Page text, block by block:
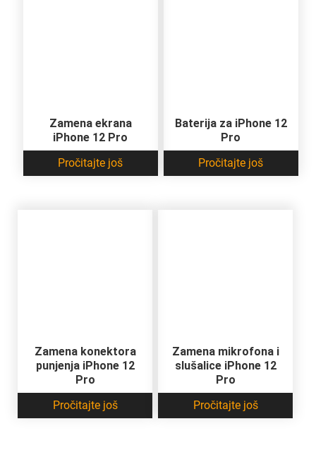
Zamena ekrana
iPhone 12 Pro
Pročitajte još
Baterija za iPhone 12
Pro
Pročitajte još
Zamena konektora
punjenja iPhone 12
Pro
Pročitajte još
Zamena mikrofona i
slušalice iPhone 12
Pro
Pročitajte još